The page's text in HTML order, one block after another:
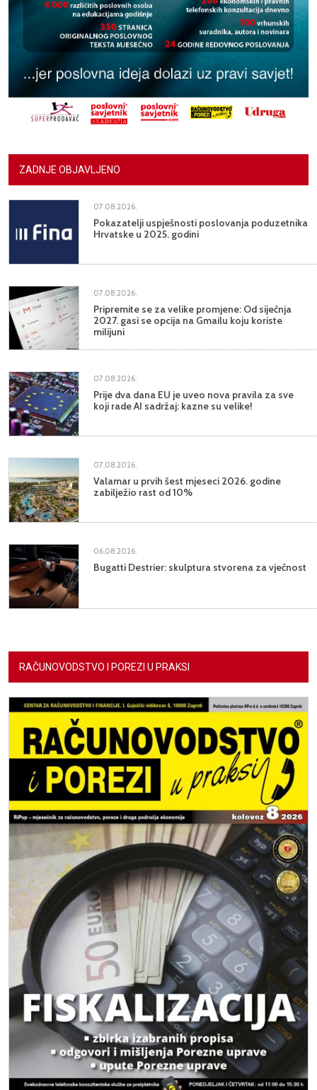
ZADNJE OBJAVLJENO
07.08.2026.
Pokazatelji uspješnosti poslovanja poduzetnika
Hrvatske u 2025. godini
07.08.2026.
Pripremite se za velike promjene: Od siječnja
2027. gasi se opcija na Gmailu koju koriste
milijuni
07.08.2026.
Prije dva dana EU je uveo nova pravila za sve
koji rade AI sadržaj: kazne su velike!
07.08.2026.
Valamar u prvih šest mjeseci 2026. godine
zabilježio rast od 10%
06.08.2026.
Bugatti Destrier: skulptura stvorena za vječnost
RAČUNOVODSTVO I POREZI U PRAKSI